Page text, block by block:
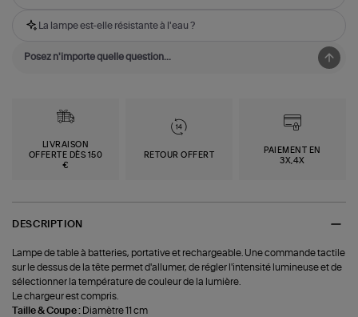
La lampe est-elle résistante à l'eau ?
LIVRAISON
OFFERTE DÈS 150
€
RETOUR OFFERT
PAIEMENT EN
3X,4X
DESCRIPTION
Lampe de table à batteries, portative et rechargeable. Une commande tactile
sur le dessus de la tête permet d'allumer, de régler l'intensité lumineuse et de
sélectionner la température de couleur de la lumière.
Le chargeur est compris.
Taille & Coupe : Diamètre 11 cm